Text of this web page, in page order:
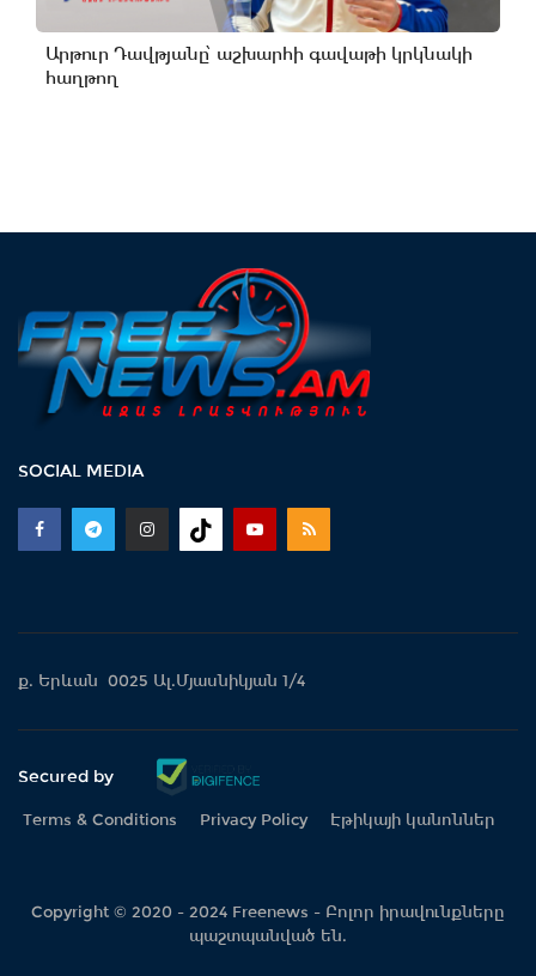
Արթուր Դավթյանը՝ աշխարհի գավաթի կրկնակի
հաղթող
SOCIAL MEDIA
ք. Երևան 0025 Ալ.Մյասնիկյան 1/4
Secured by
Terms & Conditions Privacy Policy Էթիկայի կանոններ
Copyright © 2020 - 2024 Freenews - Բոլոր իրավունքները
պաշտպանված են.